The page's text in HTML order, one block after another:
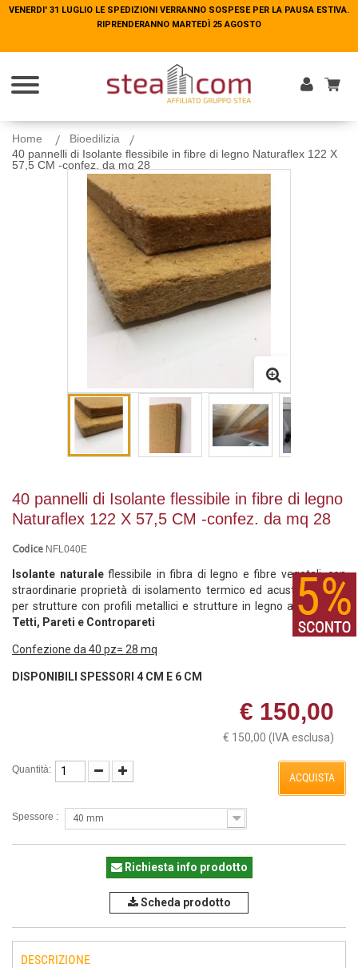
VENERDI' 31 LUGLIO LE SPEDIZIONI VERRANNO SOSPESE PER LA PAUSA ESTIVA.
RIPRENDERANNO MARTEDÌ 25 AGOSTO
Home
Bioedilizia
40 pannelli di Isolante flessibile in fibre di legno Naturaflex 122 X
57,5 CM -confez. da mq 28
40 pannelli di Isolante flessibile in fibre di legno
Naturaflex 122 X 57,5 CM -confez. da mq 28
Codice NFL040E
Isolante naturaleflessibile in fibra di legno e fibre vegetali, con
straordinarie proprietà di isolamento termico ed acustico, ideale
per strutture con profili metallici e strutture in legno a telaio per
Tetti, Pareti e Contropareti
Confezione da 40 pz= 28 mq
DISPONIBILI SPESSORI 4 CM E 6 CM
€ 150,00
€ 150,00 (IVA esclusa)
Quantità:
ACQUISTA
Spessore : 40 mm
Richiesta info prodotto
Scheda prodotto
DESCRIZIONE
VENERDI' 31 LUGLIO LE SPEDIZIONI VERRANNO SOSPESE PER LA PAUSA ESTIVA.
RIPRENDERANNO MARTEDÌ 25 AGOSTO